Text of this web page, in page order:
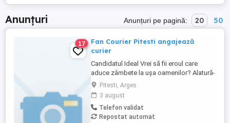
Anunțuri Anunțuri pe pagină: 20 50
17
Fan Courier Pitesti angajează
curier
Candidatul Ideal Vrei să fii eroul care
aduce zâmbete la ușa oamenilor? Alatură-
te echipei FAN Courier Pitești și transformă
fiecare livrare într-o experiență pozitivă!
Cerinte minime: 1. permis de conducere
cat.B 2. varsta minima 21 ani impliniti Top
trei atribuții ...
Pitesti, Arges
3 august
Telefon validat
Repostat automat